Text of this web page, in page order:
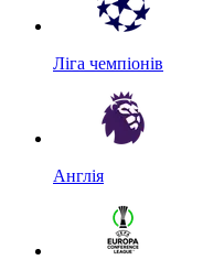
Ліга чемпіонів
Англія